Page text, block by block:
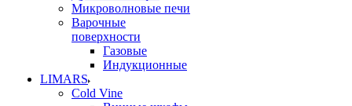
Микроволновые печи
Варочные
поверхности
Газовые
Индукционные
LIMARS
Cold Vine